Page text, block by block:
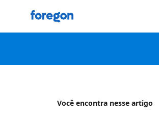
Foregon.com
Você encontra nesse artigo